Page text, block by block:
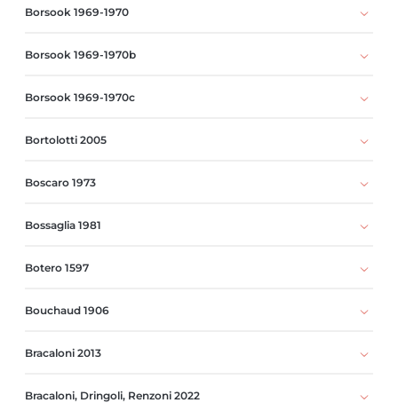
Borsook 1969-1970
Borsook 1969-1970b
Borsook 1969-1970c
Bortolotti 2005
Boscaro 1973
Bossaglia 1981
Botero 1597
Bouchaud 1906
Bracaloni 2013
Bracaloni, Dringoli, Renzoni 2022